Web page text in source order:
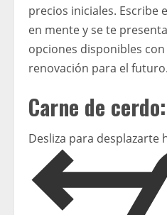
precios iniciales. Escribe
en mente y se te
opciones disponibles
renovación para el futuro.
Carne de
Desliza para desplazarte